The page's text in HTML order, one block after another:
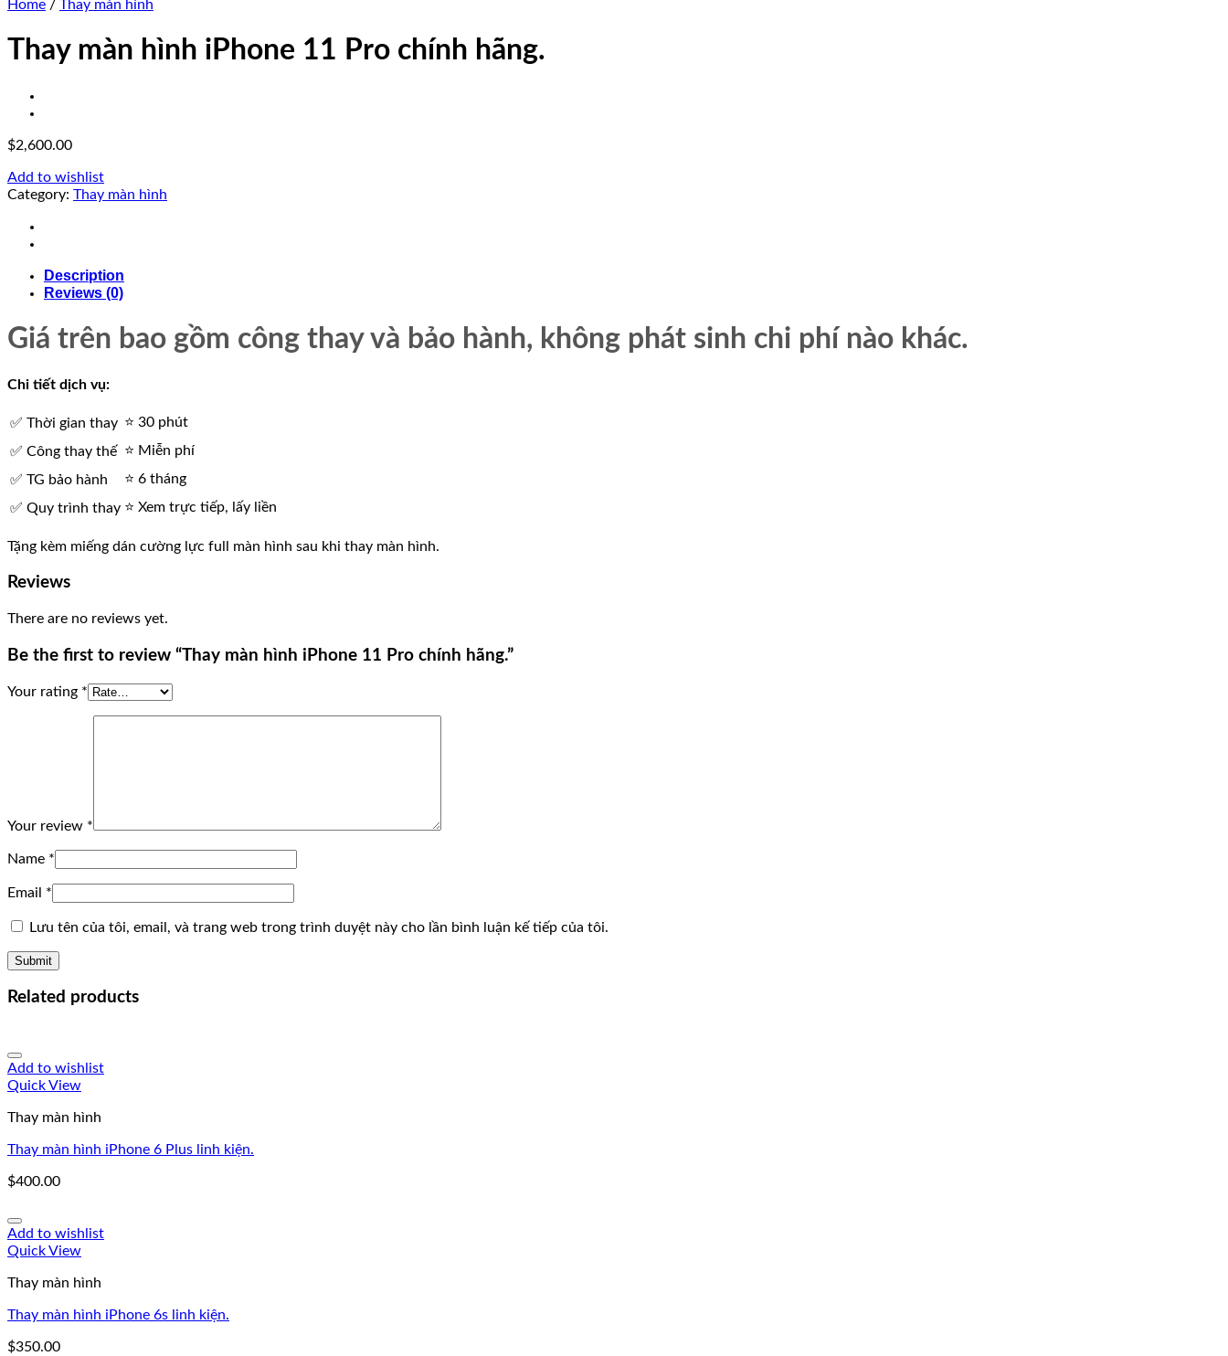
Home / Thay màn hình
Thay màn hình iPhone 11 Pro chính hãng.
$2,600.00
Add to wishlist
Category: Thay màn hình
Description
Reviews (0)
Giá trên bao gồm công thay và bảo hành, không phát sinh chi phí nào khác.
Chi tiết dịch vụ:
✅ Thời gian thay ⭐ 30 phút
✅ Công thay thế ⭐ Miễn phí
✅ TG bảo hành
⭐ 6 tháng
✅ Quy trình thay ⭐ Xem trực tiếp, lấy liền
Tặng kèm miếng dán cường lực full màn hình sau khi thay màn hình.
Reviews
There are no reviews yet.
Be the first to review “Thay màn hình iPhone 11 Pro chính hãng.”
Your rating *
Your review *
Name *
Email *
Lưu tên của tôi, email, và trang web trong trình duyệt này cho lần bình luận kế tiếp của tôi.
Related products
Add to wishlist
Quick View
Thay màn hình
Thay màn hình iPhone 6 Plus linh kiện.
$400.00
Add to wishlist
Quick View
Thay màn hình
Thay màn hình iPhone 6s linh kiện.
$350.00